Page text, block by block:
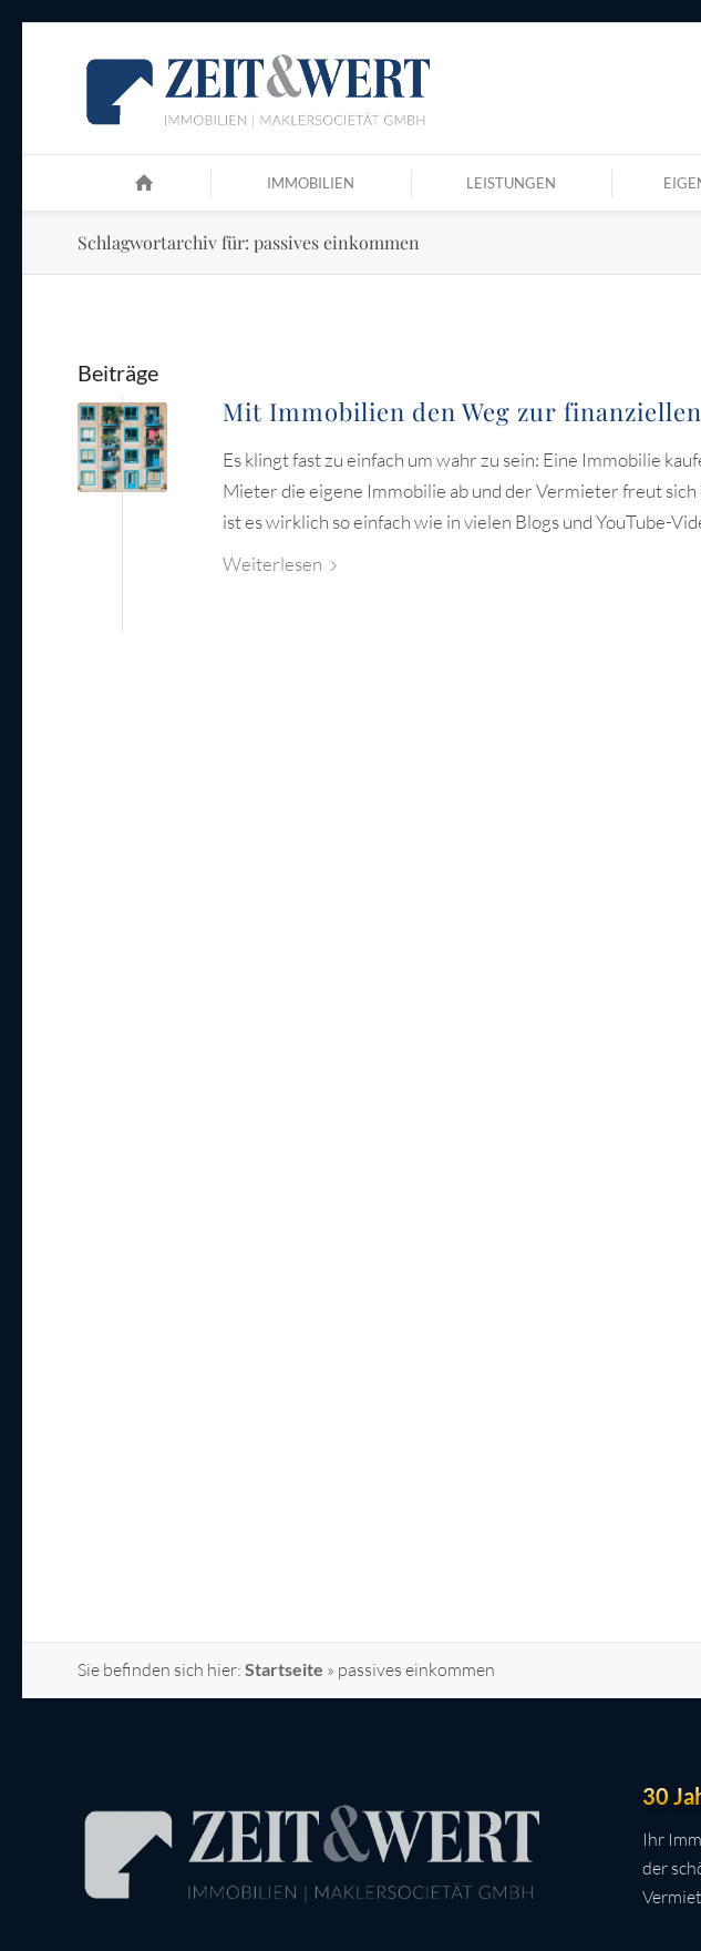
IMMOBILIEN LEISTUNGEN
Schlagwortarchiv für: passives einkommen
Beiträge
Mit Immobilien den Weg zur
Es klingt fast zu einfach um wahr zu sein: Eine Immobilie
Mieter die eigene Immobilie ab und der Vermieter freut sich
ist es wirklich so einfach wie in vielen Blogs und YouTube-
Weiterlesen
Sie befinden sich hier: Startseite » passives einkommen
30
Ihr
der